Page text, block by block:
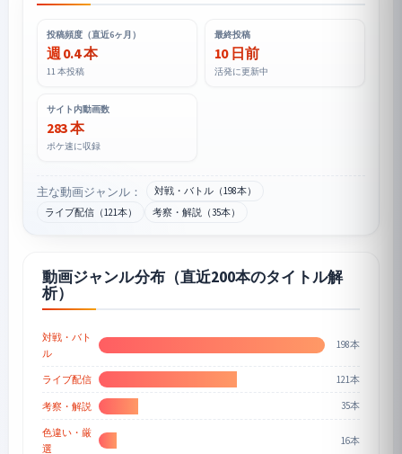
投稿頻度（直近6ヶ月）
週 0.4 本
11 本投稿
最終投稿
10 日前
活発に更新中
サイト内動画数
283 本
ポケ速に収録
主な動画ジャンル：
対戦・バトル（198本）
ライブ配信（121本）
考察・解説（35本）
動画ジャンル分布（直近200本のタイトル解
析）
対戦・バト
ル
198本
ライブ配信 121本
考察・解説 35本
色違い・厳
選
16本